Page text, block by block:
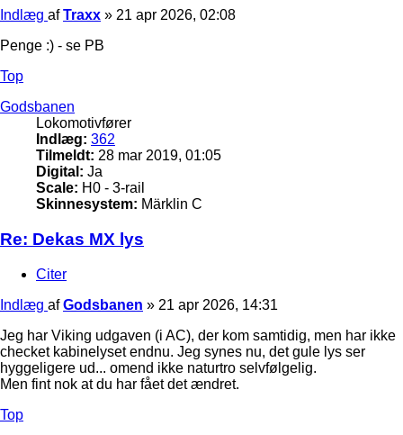
Indlæg afTraxx » 21 apr 2026, 02:08
Penge :) - se PB
Top
Godsbanen
Lokomotivfører
Indlæg: 362
Tilmeldt: 28 mar 2019, 01:05
Digital: Ja
Scale: H0 - 3-rail
Skinnesystem: Märklin C
Re: Dekas MX lys
Citer
Indlæg afGodsbanen » 21 apr 2026, 14:31
Jeg har Viking udgaven (i AC), der kom samtidig, men har ikke
checket kabinelyset endnu. Jeg synes nu, det gule lys ser
hyggeligere ud... omend ikke naturtro selvfølgelig.
Men fint nok at du har fået det ændret.
Top